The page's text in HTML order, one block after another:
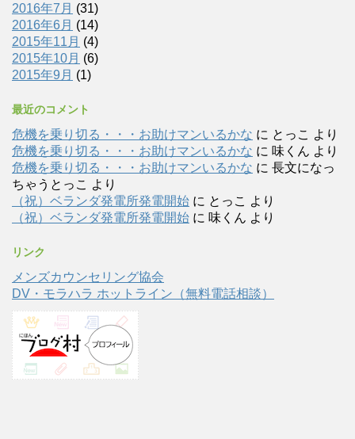
2016年7月 (31)
2016年6月 (14)
2015年11月 (4)
2015年10月 (6)
2015年9月 (1)
最近のコメント
危機を乗り切る・・・お助けマンいるかな に とっこ より
危機を乗り切る・・・お助けマンいるかな に 味くん より
危機を乗り切る・・・お助けマンいるかな に 長文になっ
ちゃうとっこ より
（祝）ベランダ発電所発電開始 に とっこ より
（祝）ベランダ発電所発電開始 に 味くん より
リンク
メンズカウンセリング協会
DV・モラハラ ホットライン（無料電話相談）